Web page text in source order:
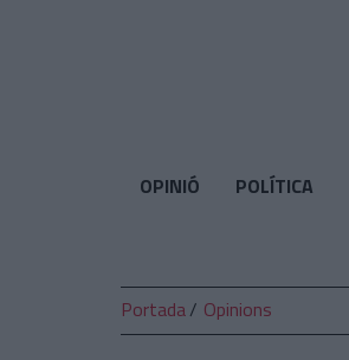
OPINIÓ POLÍTICA
Portada Opinions